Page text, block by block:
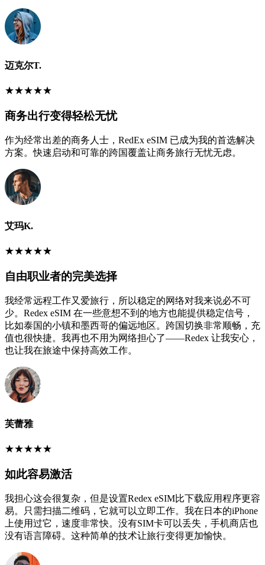
迈克尔T.
★★★★★
商务出行变得轻松无忧
作为经常出差的商务人士，RedEx eSIM 已成为我的首选解决
方案。快速启动和可靠的跨国覆盖让商务旅行无忧无虑。
艾玛K.
★★★★★
自由职业者的完美选择
我经常远程工作又爱旅行，所以稳定的网络对我来说必不可
少。Redex eSIM 在一些意想不到的地方也能提供稳定信号，
比如泰国的小镇和墨西哥的偏远地区。跨国切换非常顺畅，充
值也很快捷。我再也不用为网络担心了——Redex 让我安心，
也让我在旅途中保持高效工作。
芙蕾雅
★★★★★
如此容易激活
我担心这会很复杂，但是设置Redex eSIM比下载应用程序更容
易。只需扫描二维码，它就可以立即工作。我在日本的iPhone
上使用过它，速度非常快。没有SIM卡可以丢失，手机商店也
没有语言障碍。这种简单的技术让旅行变得更加愉快。